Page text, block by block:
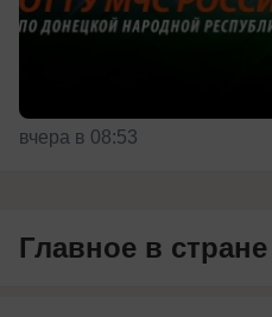
вчера в 08:53
Главное в стране